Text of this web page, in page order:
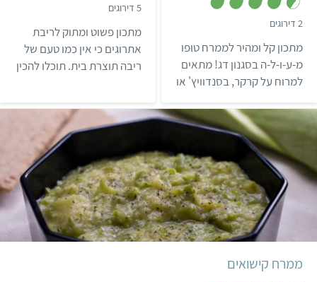
2 דירוגים
.
5
מ
ת
ו
מתכון קל ומהיר לממרח טופו
מ-ע-ו-ל-ה בסגנון דג! מתאים
למרוח על קרקר, בסנדוויץ' או
5 דירוגים
.
4
מ
ת
ו
מתכון פשוט ומתוק לריבת
אתרוגים כי אין כמו טעם של
ריבה תוצרת בית. תוכלו להכין
הראשון שמתחת למתכון.
קל 35 דקות
ממרח קישואים